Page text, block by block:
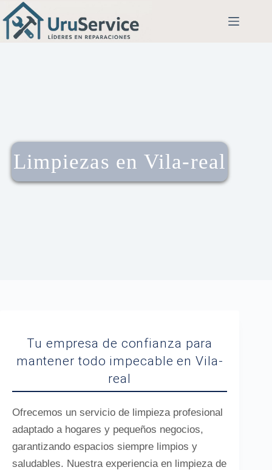
Limpiezas en Vila-real
Tu empresa de confianza para
mantener todo impecable en Vila-
real
Ofrecemos un servicio de limpieza profesional
adaptado a hogares y pequeños negocios,
garantizando espacios siempre limpios y
saludables. Nuestra experiencia en limpieza de